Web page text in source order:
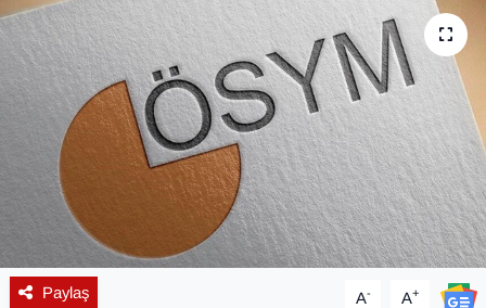
Paylaş A- A+
Dernekler, Odalar
Diğer
DÜNYA
EĞİTİM
EKONOMİ
Eleman
Haber Arşivi